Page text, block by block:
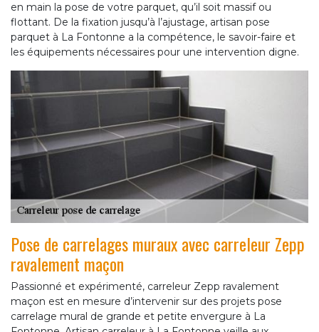
en main la pose de votre parquet, qu’il soit massif ou
flottant. De la fixation jusqu’à l’ajustage, artisan pose
parquet à La Fontonne a la compétence, le savoir-faire et
les équipements nécessaires pour une intervention digne.
Pose de carrelages muraux avec carreleur Zepp
ravalement maçon
Passionné et expérimenté, carreleur Zepp ravalement
maçon est en mesure d’intervenir sur des projets pose
carrelage mural de grande et petite envergure à La